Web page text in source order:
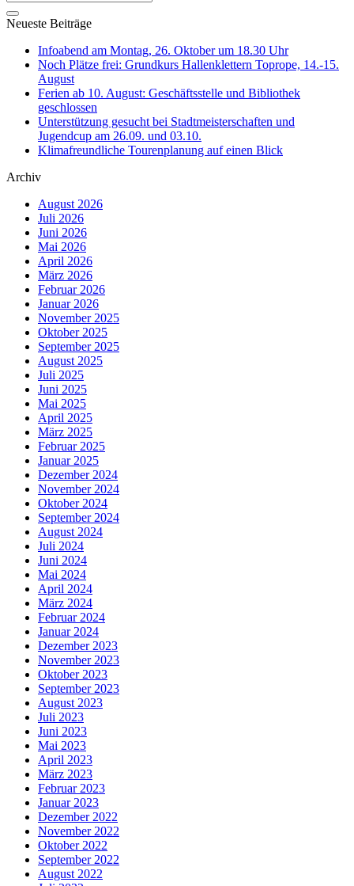
Neueste Beiträge
Infoabend am Montag, 26. Oktober um 18.30 Uhr
Noch Plätze frei: Grundkurs Hallenklettern Toprope, 14.-15.
August
Ferien ab 10. August: Geschäftsstelle und Bibliothek
geschlossen
Unterstützung gesucht bei Stadtmeisterschaften und
Jugendcup am 26.09. und 03.10.
Klimafreundliche Tourenplanung auf einen Blick
Archiv
August 2026
Juli 2026
Juni 2026
Mai 2026
April 2026
März 2026
Februar 2026
Januar 2026
November 2025
Oktober 2025
September 2025
August 2025
Juli 2025
Juni 2025
Mai 2025
April 2025
März 2025
Februar 2025
Januar 2025
Dezember 2024
November 2024
Oktober 2024
September 2024
August 2024
Juli 2024
Juni 2024
Mai 2024
April 2024
März 2024
Februar 2024
Januar 2024
Dezember 2023
November 2023
Oktober 2023
September 2023
August 2023
Juli 2023
Juni 2023
Mai 2023
April 2023
März 2023
Februar 2023
Januar 2023
Dezember 2022
November 2022
Oktober 2022
September 2022
August 2022